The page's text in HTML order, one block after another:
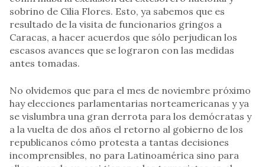
sobrino de Cilia Flores. Esto, ya sabemos que es
resultado de la visita de funcionarios gringos a
Caracas, a hacer acuerdos que sólo perjudican los
escasos avances que se lograron con las medidas
antes tomadas.
No olvidemos que para el mes de noviembre próximo
hay elecciones parlamentarias norteamericanas y ya
se vislumbra una gran derrota para los demócratas y
a la vuelta de dos años el retorno al gobierno de los
republicanos cómo protesta a tantas decisiones
incomprensibles, no para Latinoamérica sino para